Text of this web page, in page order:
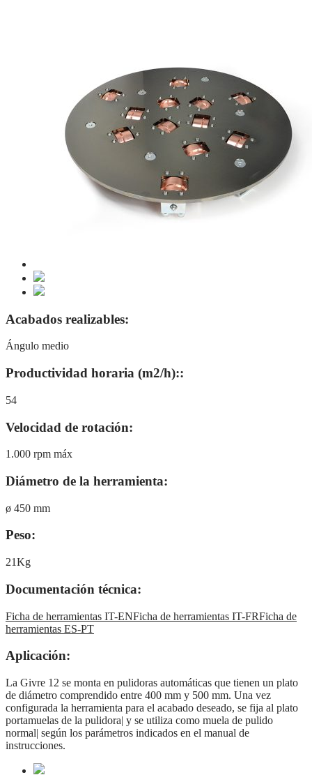
Acabados realizables:
Ángulo medio
Productividad horaria (m2/h)::
54
Velocidad de rotación:
1.000 rpm máx
Diámetro de la herramienta:
ø 450 mm
Peso:
21Kg
Documentación técnica:
Ficha de herramientas IT-ENFicha de herramientas IT-FRFicha de
herramientas ES-PT
Aplicación:
La Givre 12 se monta en pulidoras automáticas que tienen un plato
de diámetro comprendido entre 400 mm y 500 mm. Una vez
configurada la herramienta para el acabado deseado, se fija al plato
portamuelas de la pulidora| y se utiliza como muela de pulido
normal| según los parámetros indicados en el manual de
instrucciones.